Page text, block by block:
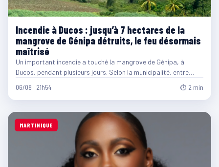
Incendie à Ducos : jusqu’à 7 hectares de la
mangrove de Génipa détruits, le feu désormais
maîtrisé
Un important incendie a touché la mangrove de Génipa, à
Ducos, pendant plusieurs jours. Selon la municipalité, entre…
06/08 · 21h54 ⏱ 2 min
MARTINIQUE